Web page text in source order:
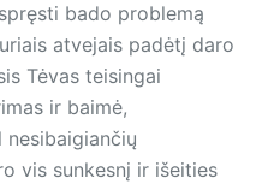
bado problemą
atvejais padėtį daro
Tėvas teisingai
ir baimė,
nesibaigiančių
vis sunkesnį ir išeities